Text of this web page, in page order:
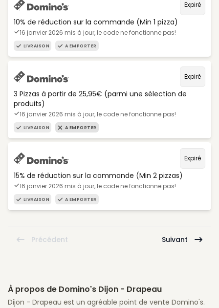
Expiré
10% de réduction sur la commande (Min 1 pizza)
16 janvier 2026 mis à jour, le code ne fonctionne pas!
LIVRAISON A EMPORTER
Expiré
3 Pizzas à partir de 25,95€ (parmi une sélection de
produits)
16 janvier 2026 mis à jour, le code ne fonctionne pas!
LIVRAISON A EMPORTER
Expiré
15% de réduction sur la commande (Min 2 pizzas)
16 janvier 2026 mis à jour, le code ne fonctionne pas!
LIVRAISON A EMPORTER
Précédent Suivant
À propos de Domino's Dijon - Drapeau
Dijon - Drapeau est un agréable point de vente Domino's.